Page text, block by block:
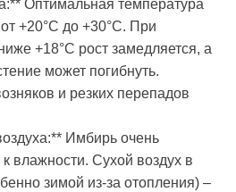
Оптимальная температура
+20°C до +30°C. При
+18°C рост замедляется, а
может погибнуть.
и резких перепадов
Имбирь очень
влажности. Сухой воздух в
зимой из-за отопления) –